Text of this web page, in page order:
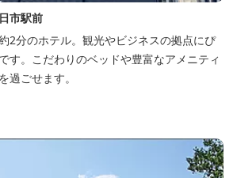
市駅前
2分のホテル。観光やビジネスの拠点にぴ
す。こだわりのベッドや豊富なアメニティ
過ごせます。